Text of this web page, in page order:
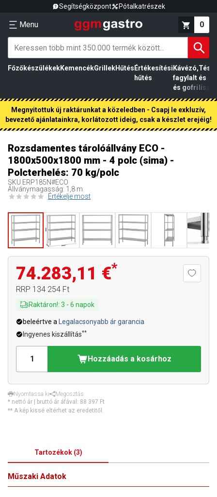
Segítségközpont Pótalkatrészek
Menu 0
FőzőkészülékekKemencékGrillekHűtés Értékesítési
hűtés
Kávézó,
fagylalt
és gofri
és
liszt
Megnyitottuk új raktárunkat a közeledben - Csapj le exkluzív,
bevezető ajánlatainkra, korlátozott ideig, csak a készlet erejéig!
Rozsdamentes tárolóállvány ECO -
1800x500x1800 mm - 4 polc (sima) -
Polcterhelés: 70 kg/polc
SKU ERP185N#ECO
Állványmagasság: 1,8 m
Értékelje most
74.283,11 €*
RRP 134 254 Ft
Raktáron!: 3 - 6 napok
beleértve a
Legalacsonyabb ár garancia
Ingyenes kiszállítás**
Hozzáadás a kosárhoz
Nyomtassa ki
Megosztás
* nettó ár | bruttó ár áfával: 88 397 Ft
** A kép kissé eltérhet az eredetitől.
Tartozékok(3)
Műszaki Adatok